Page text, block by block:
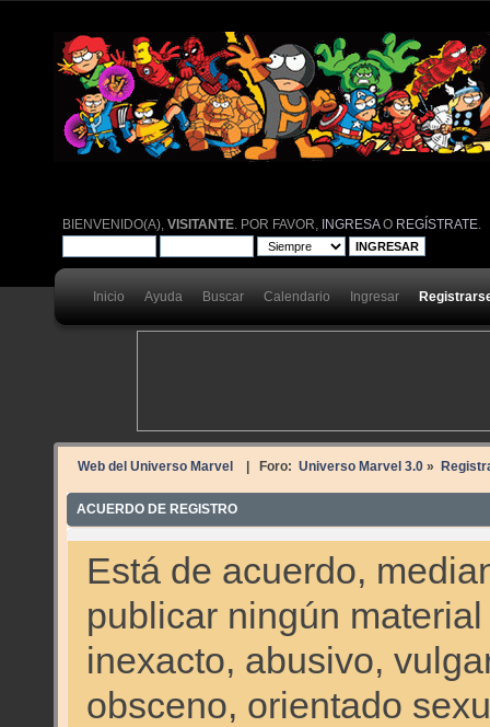
BIENVENIDO(A),VISITANTE . POR FAVOR, INGRESAO REGÍSTRATE
Inicio Ayuda Buscar Calendario Ingresar
Web del Universo Marvel | Foro: Universo Marvel 3.0»
ACUERDO DE REGISTRO
Está de acuerdo,
publicar ningún
inexacto, abusivo,
obsceno, orientado